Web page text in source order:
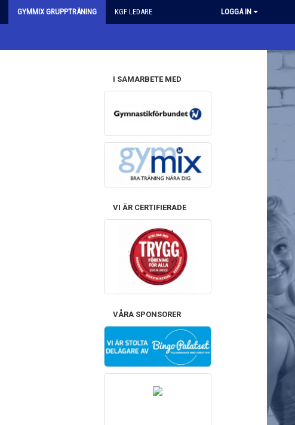
GYMMIX GRUPPTRÄNING KGF LEDARE LOGGA IN
I SAMARBETE MED
VI ÄR CERTIFIERADE
VÅRA SPONSORER